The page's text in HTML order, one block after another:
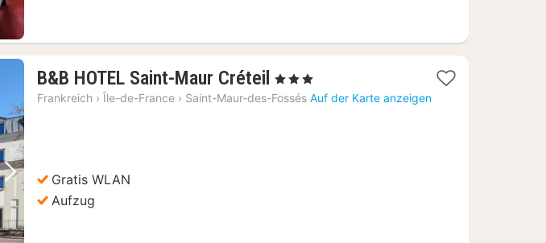
Nächstes Bild
B&B HOTEL Saint-Maur Créteil 1
Nacht
, 3 Sterne
Frankreich › Île-de-France › Saint-Maur-des-Fossés Auf der Karte anzeigen
Gratis WLAN
Aufzug